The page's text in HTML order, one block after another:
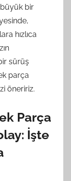
bir
hızlıca
sürüş
parça
öneririz.
Parça
İşte